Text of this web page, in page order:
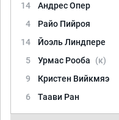
14
Андрес Опер
4
Райо Пийроя
14
Йоэль Линдпере
5
Урмас Рооба
(к)
9
Кристен Вийкмяэ
6
Таави Ран